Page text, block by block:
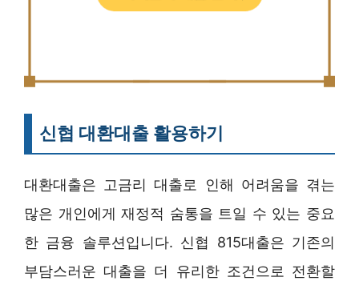
신협 대환대출 활용하기
대환대출은 고금리 대출로 인해 어려움을 겪는
많은 개인에게 재정적 숨통을 트일 수 있는 중요
한 금융 솔루션입니다. 신협 815대출은 기존의
부담스러운 대출을 더 유리한 조건으로 전환할